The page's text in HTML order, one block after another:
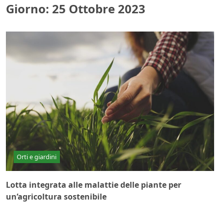
Giorno: 25 Ottobre 2023
Orti e giardini
Lotta integrata alle malattie delle piante per
un’agricoltura sostenibile